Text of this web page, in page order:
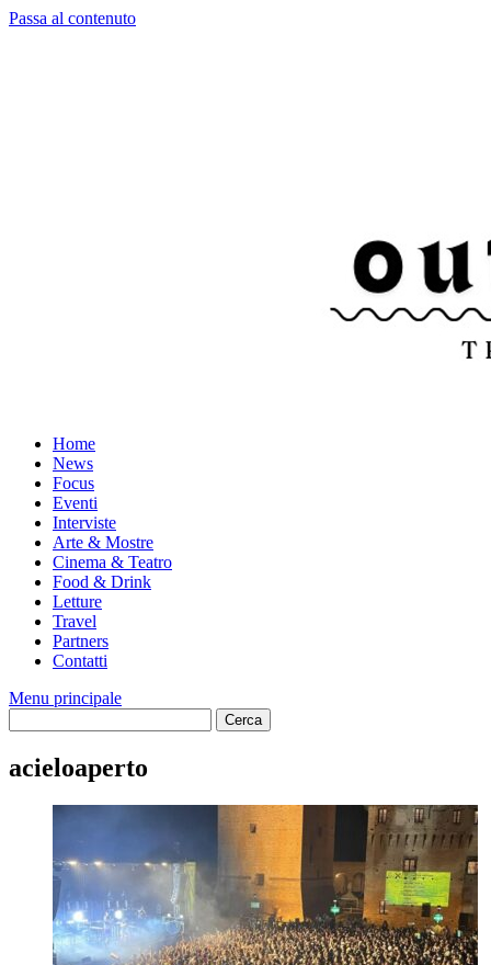
Passa al contenuto
Home
News
Focus
Eventi
Interviste
Arte & Mostre
Cinema & Teatro
Food & Drink
Letture
Travel
Partners
Contatti
Menu principale
acieloaperto